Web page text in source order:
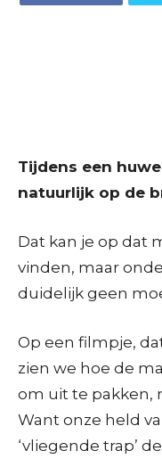
Tijdens een
natuurlijk op de
Dat kan je op dat
vinden, maar
duidelijk geen
Op een filmpje,
zien we hoe de
om uit te pakken,
Want onze held
‘vliegende trap’